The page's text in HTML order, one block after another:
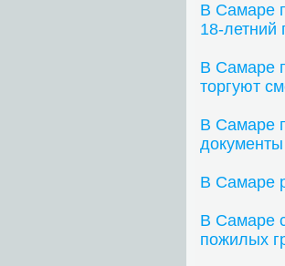
В Самаре
18-летний
В Самаре
торгуют
В Самаре
В Самаре
В Самаре
пожилых